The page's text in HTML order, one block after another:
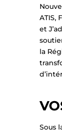
ATIS,
et
la
Sous